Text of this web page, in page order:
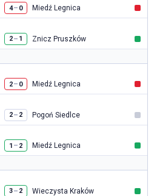
4– 0 Miedź Legnica
2– 1 Znicz Pruszków
2– 0 Miedź Legnica
2– 2 Pogoń Siedlce
1 – 2 Miedź Legnica
3– 2 Wieczysta Kraków